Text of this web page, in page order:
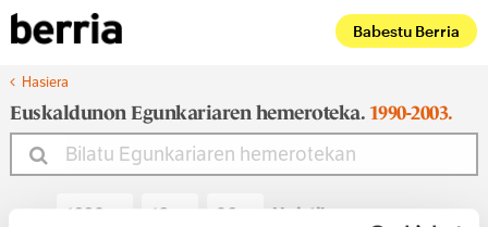
Babestu Berria
Hasiera
Euskaldunon Egunkariaren hemeroteka. 1990-2003.
Noiztik